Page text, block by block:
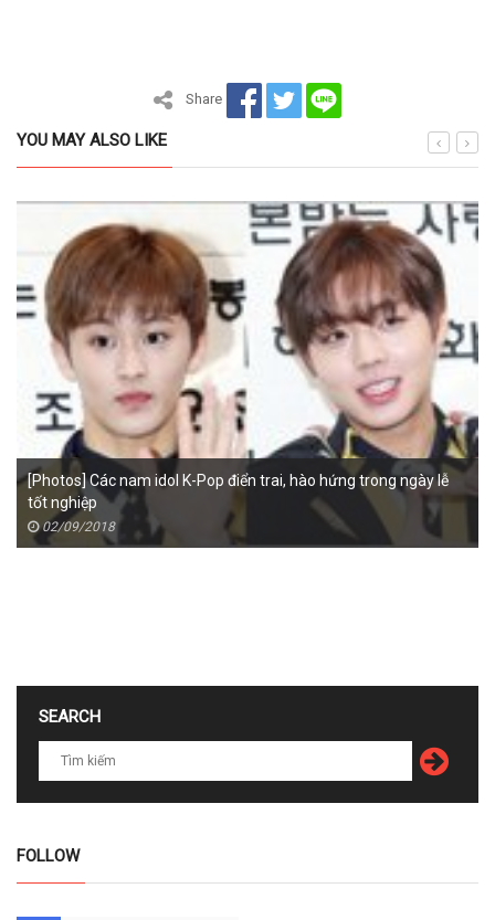
Share
YOU MAY ALSO LIKE
[Photos] Các nam idol K-Pop điển trai, hào hứng trong ngày lễ
tốt nghiệp
02/09/2018
SEARCH
FOLLOW